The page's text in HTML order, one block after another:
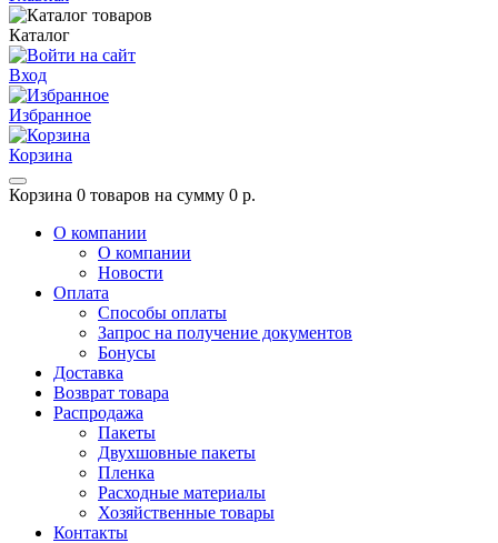
Каталог
Вход
Избранное
Корзина
Корзина 0 товаров на сумму 0 р.
О компании
О компании
Новости
Оплата
Способы оплаты
Запрос на получение документов
Бонусы
Доставка
Возврат товара
Распродажа
Пакеты
Двухшовные пакеты
Пленка
Расходные материалы
Хозяйственные товары
Контакты